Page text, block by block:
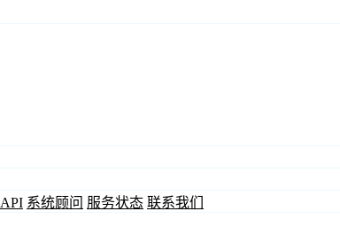
API 系统顾问 服务状态 联系我们